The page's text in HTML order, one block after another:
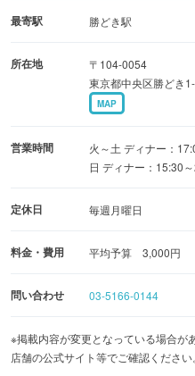
最寄駅 勝どき駅
所在地
〒104-0054
東京都中央区勝どき
MAP
営業時間
火～土 ディナー：
日 ディナー：15:30
定休日 毎週月曜日
料金・費用 平均予算 3,000円
問い合わせ 03-5166-0144
※掲載内容が変更となっている場合が
店舗の公式サイト等でご確認ください。